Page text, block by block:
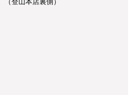
（登山本店裏側）